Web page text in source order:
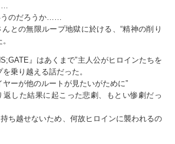
うのだろうか……
との無限ループ地獄に於ける、“精神の削り
』はあくまで”主人公がヒロインたちを
乗り越える話だった。
ヤーが他のルートが見たいがために”
返した結果に起こった悲劇、もとい惨劇だっ
ち越せないため、何故ヒロインに襲われるの